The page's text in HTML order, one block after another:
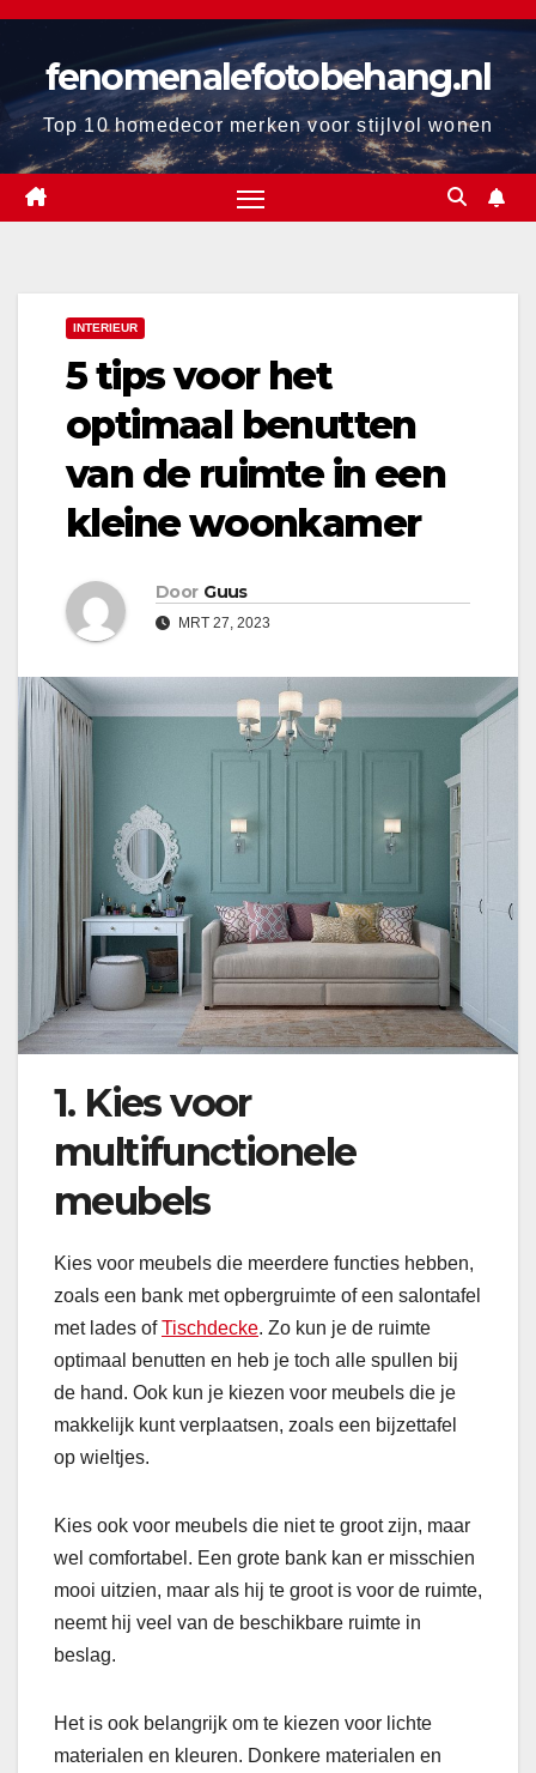
Ga
inhoud
fenomenalefotobehang.nl
Top 10 homedecor merken voor stijlvol wonen
INTERIEUR
5 tips voor het
optimaal benutten
van de ruimte in een
kleine woonkamer
Door Guus
MRT 27, 2023
1. Kies voor
multifunctionele
meubels
Kies voor meubels die meerdere functies hebben,
zoals een bank met opbergruimte of een salontafel
met lades ofTischdecke. Zo kun je de ruimte
optimaal benutten en heb je toch alle spullen bij
de hand. Ook kun je kiezen voor meubels die je
makkelijk kunt verplaatsen, zoals een bijzettafel
op wieltjes.
Kies ook voor meubels die niet te groot zijn, maar
wel comfortabel. Een grote bank kan er misschien
mooi uitzien, maar als hij te groot is voor de ruimte,
neemt hij veel van de beschikbare ruimte in
beslag.
Het is ook belangrijk om te kiezen voor lichte
materialen en kleuren. Donkere materialen en